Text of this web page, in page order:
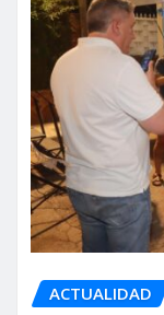
ACTUALIDAD